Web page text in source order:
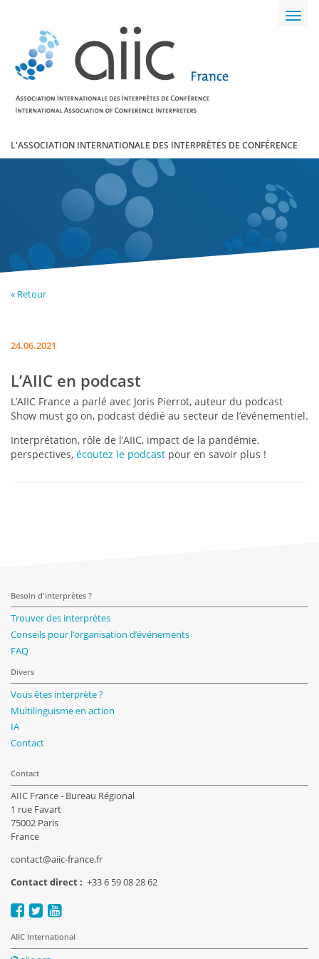
L'ASSOCIATION INTERNATIONALE DES INTERPRÈTES DE CONFÉRENCE
« Retour
24.06.2021
L’AIIC en podcast
L’AIIC France a parlé avec Joris Pierrot, auteur du podcast
Show must go on, podcast dédié au secteur de l’événementiel.
Interprétation, rôle de l’AIIC, impact de la pandémie,
perspectives, écoutez le podcast pour en savoir plus !
Besoin d'interprètes ?
Trouver des interprètes
Conseils pour l’organisation d’événements
FAQ
Divers
Vous êtes interprète ?
Multilinguisme en action
IA
Contact
Contact
AIIC France - Bureau Régional
1 rue Favart
75002 Paris
France
contact@aiic-france.fr
Contact direct : +33 6 59 08 28 62
AIIC International